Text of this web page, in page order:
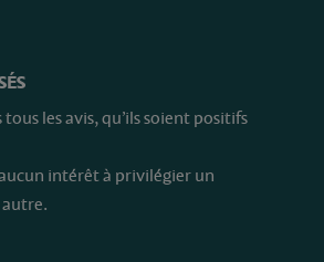
les avis, qu’ils soient positifs
aucun intérêt à privilégier un